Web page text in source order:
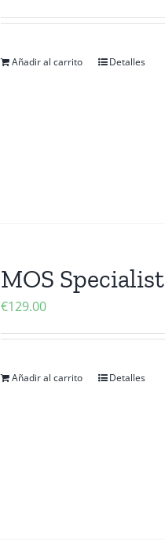
Añadir al carrito Detalles
MOS Specialist
€129.00
Añadir al carrito Detalles